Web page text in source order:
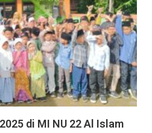
di MI NU 22 Al Islam